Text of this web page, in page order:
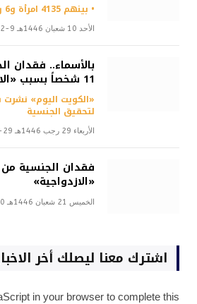
• بينهم 4135 امرأة و6 رجال
الأحد 10 شعبان 1446هـ 9-2-2025م
بالأسماء.. فقدان
11 شخصاً بسبب «الازدواجية»
«الكويت اليوم» نشرت
لتحقيق الجنسية
الأربعاء 29 رجب 1446هـ 29-1-2025م
«الازدواجية»
الخميس 21 شعبان 1446هـ 20-2-2025م
اشترك معنا ليصلك أخر
in your browser to complete this